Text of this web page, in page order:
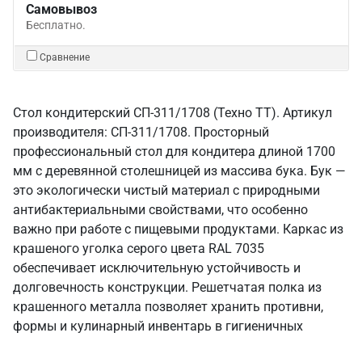
Самовывоз
Бесплатно.
Сравнение
Стол кондитерский СП-311/1708 (Техно ТТ). Артикул
производителя: СП-311/1708. Просторный
профессиональный стол для кондитера длиной 1700
мм с деревянной столешницей из массива бука. Бук —
это экологически чистый материал с природными
антибактериальными свойствами, что особенно
важно при работе с пищевыми продуктами. Каркас из
крашеного уголка серого цвета RAL 7035
обеспечивает исключительную устойчивость и
долговечность конструкции. Решетчатая полка из
крашенного металла позволяет хранить противни,
формы и кулинарный инвентарь в гигиеничных